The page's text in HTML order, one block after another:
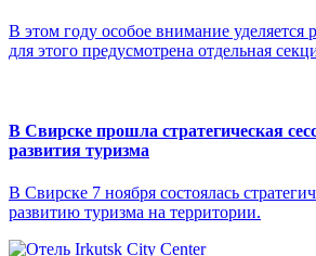
В этом году особое внимание уделяется
для этого предусмотрена отдельная
В Свирске прошла стратегическая
развития туризма
В Свирске 7 ноября состоялась
развитию туризма на территории.